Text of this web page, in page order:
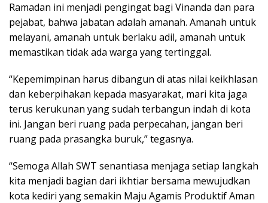
Ramadan ini menjadi pengingat bagi Vinanda dan para
pejabat, bahwa jabatan adalah amanah. Amanah untuk
melayani, amanah untuk berlaku adil, amanah untuk
memastikan tidak ada warga yang tertinggal.
“Kepemimpinan harus dibangun di atas nilai keikhlasan
dan keberpihakan kepada masyarakat, mari kita jaga
terus kerukunan yang sudah terbangun indah di kota
ini. Jangan beri ruang pada perpecahan, jangan beri
ruang pada prasangka buruk,” tegasnya.
“Semoga Allah SWT senantiasa menjaga setiap langkah
kita menjadi bagian dari ikhtiar bersama mewujudkan
kota kediri yang semakin Maju Agamis Produktif Aman